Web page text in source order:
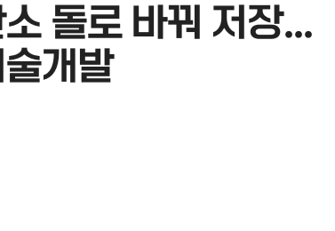
돌로 바꿔 저장...
개발